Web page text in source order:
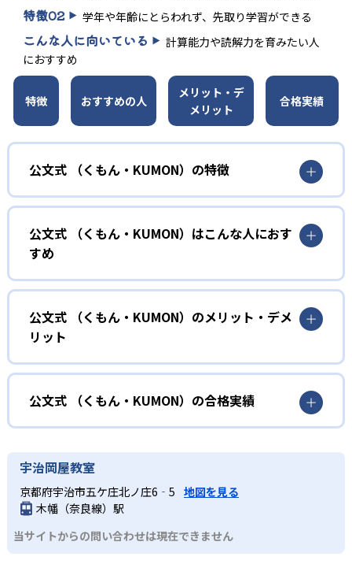
特徴02 学年や年齢にとらわれず、先取り学習ができる
こんな人に向いている
計算能力や読解力を育みたい人
におすすめ
特徴 おすすめの人
メリット・デ
メリット
合格実績
公文式 （くもん・KUMON）の特徴
01
無学年式の学力別学習
KUMONでは、年齢や学年にとらわれずに、一人ひとりの学
力に応じたレベルから学習を始めている。
確実に100点が取れるレベルから少しずつ難易度を上げてい
しさを経験できる。
KUMONの教材は、簡単な問題から高度な問題へと、スモー
ルステップで進んでいけるよう工夫されている。このスタ
イルは子どもの学習意欲をかき立てるため、教えてもらう
という受け身の姿勢ではなく、自ら進んで学ぶ姿勢を身に
つけられるだろう。
また、自学学習スタイルで学ぶ子どもたちは、自らの学習
課題に気がつくようになる。学年を超えた範囲も学習でき
るため、早い時期から高校教材に進む生徒もいる。
03 フレキシブルな受講スタイル
公文式 （くもん・KUMON）はこんな人におす
すめ
幼児
小学校に入る準備をしたい幼児向け
KUMONでは細かいステップに分かれた教材で、わかる楽し
さを経験しながら無理なく力を高めていける。
性格や学習への取り組み姿勢に合わせて内容も調整するた
め、小学校に入ってもつまずきにくい学力を身につけられ
るだろう。
中学に向けて苦手教科を克服したい子ども向け
KUMONでは経験豊富な先生が、子どものやる気を引き出せ
るよう適切なヒントを与えたり、声かけをしたりしてい
少しずつ苦手意識を克服できるだろう。
公文式 （くもん・KUMON）のメリット・デメ
リット
どんなメリットがある？
KUMONでは自学自習スタイルで勉強するため、集中力や目
標に向かって頑張りやり抜く力を育むことができる。ま
た、年齢や学年にとらわれずに自分の学力に相応したレベ
ルから学習できるため、難しすぎてやる気を損ねたり、簡
単すぎて退屈することもない。
どんなデメリットがある？
KUMONでは、中高生のクラスでも数学・英語・国語の3教
科に限られるため、その他の教科に関しては他塾を検討す
る必要があるだろう。
公文式 （くもん・KUMON）の合格実績
KUMONは、公式サイトでは合格実績は公開していない。志
望校への実績があるかどうかは、通う予定の教室に問い合
わせたい。
宇治岡屋教室
京都府宇治市五ケ庄北ノ庄6‐5 地図を見る
木幡（奈良線）駅
当サイトからの問い合わせは現在できません